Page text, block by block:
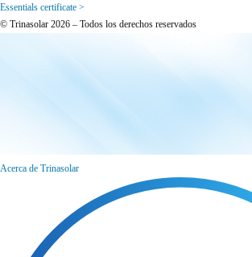
Essentials certificate >
© Trinasolar 2026 – Todos los derechos reservados
Acerca de Trinasolar